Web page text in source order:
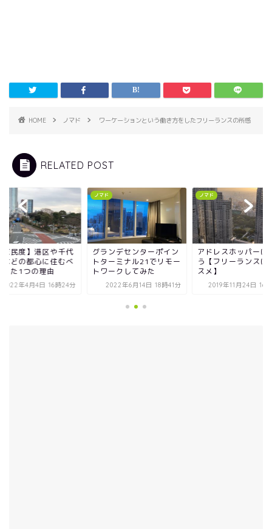
HOME ノマド ワーケーションという働き方をしたフリーランスの所感
RELATED POST
ンデセンターポイン
ーミナル21でリモー
ークしてみた
2022年6月14日 18時41分
ノマド
アドレスホッパーになろ
う【フリーランスにオス
スメ】
2019年11月24日 16時50分
ノマド
【東京民度】港区や
田区などの都心に住
きたった1つの理由
2022年4月4日 16